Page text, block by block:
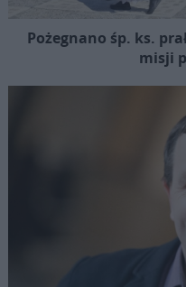
Pożegnano śp. ks.
misji